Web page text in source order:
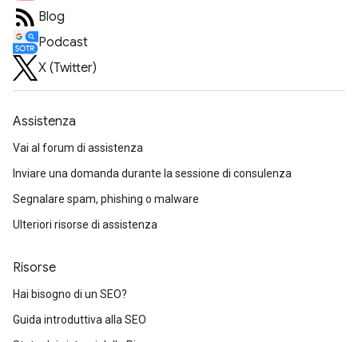
Blog
Podcast
X (Twitter)
Assistenza
Vai al forum di assistenza
Inviare una domanda durante la sessione di consulenza
Segnalare spam, phishing o malware
Ulteriori risorse di assistenza
Risorse
Hai bisogno di un SEO?
Guida introduttiva alla SEO